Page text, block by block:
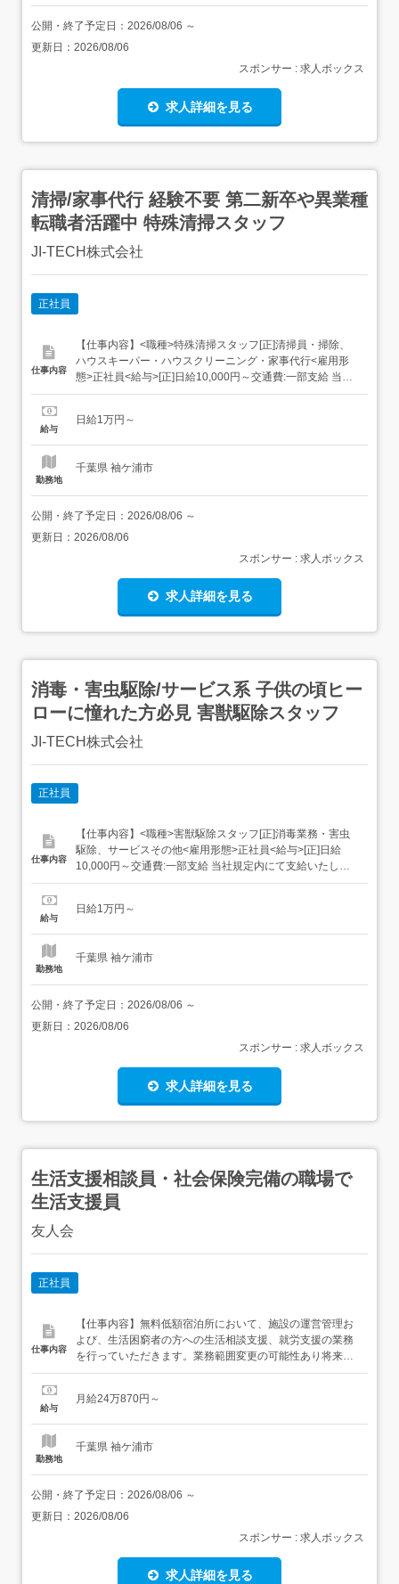
公開・終了予定日： 2026/08/06 ～
更新日： 2026/08/06
スポンサー : 求人ボックス
求人詳細を見る
清掃/家事代行 経験不要 第二新卒や異業種
転職者活躍中 特殊清掃スタッフ
JI‐TECH株式会社
正社員
仕事内容
【仕事内容】<職種>特殊清掃スタッフ[正]清掃員・掃除、
ハウスキーパー・ハウスクリーニング・家事代行<雇用形
態>正社員<給与>[正]日給10,000円～交通費:一部支給 当社
規定内にて支給いたします。 昇給あり/随時 資格取得でさ
付!(規程あり) 日/週払いOK(規程あり) 給与の前借あり どち
給与
日給1万円～
勤務地
千葉県 袖ケ浦市
公開・終了予定日： 2026/08/06 ～
更新日： 2026/08/06
スポンサー : 求人ボックス
求人詳細を見る
消毒・害虫駆除/サービス系 子供の頃ヒー
ローに憧れた方必見 害獣駆除スタッフ
JI‐TECH株式会社
正社員
仕事内容
【仕事内容】<職種>害獣駆除スタッフ[正]消毒業務・害虫
駆除、サービスその他<雇用形態>正社員<給与>[正]日給
10,000円～交通費:一部支給 当社規定内にて支給いたしま
す。 昇給あり/随時 資格取得でさらに給与up 資格取得の費
OK(規程あり) 給与の前借あり どちらもお気軽にご相談く
給与
日給1万円～
勤務地
千葉県 袖ケ浦市
公開・終了予定日： 2026/08/06 ～
更新日： 2026/08/06
スポンサー : 求人ボックス
求人詳細を見る
生活支援相談員・社会保険完備の職場で
生活支援員
友人会
正社員
仕事内容
【仕事内容】無料低額宿泊所において、施設の運営管理お
よび、生活困窮者の方への生活相談支援、就労支援の業務
を行っていただきます。業務範囲変更の可能性あり将来的
に施設長として務めていただく可能性があります転勤なし
<歓迎要件>介護職員者人者研修(旧ヘルパー2級)以上 歓迎
給与
月給24万870円～
勤務地
千葉県 袖ケ浦市
公開・終了予定日： 2026/08/06 ～
更新日： 2026/08/06
スポンサー : 求人ボックス
求人詳細を見る